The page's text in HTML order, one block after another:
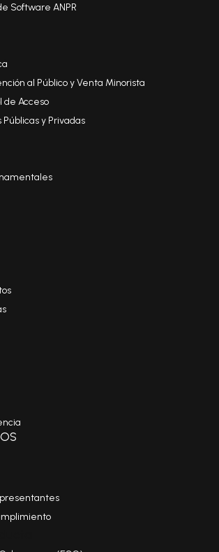
Software ANPR
al Público y Venta Minorista
de Acceso
y Privadas